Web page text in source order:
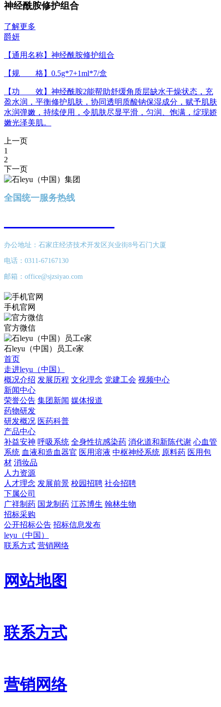
神经酰胺修护组合
了解更多
爵妍
【通用名称】神经酰胺修护组合
【规 格】0.5g*7+1ml*7/盒
【功 效】神经酰胺2能帮助舒缓角质层缺水干燥状态，充
盈水润，平衡修护肌肤，协同透明质酸钠保湿成分，赋予肌肤
水润弹嫩，持续使用，令肌肤尽显平滑，匀润、饱满，绽现娇
嫩光泽美肌。
上一页
1
2
下一页
全国统一服务热线
办公地址：石家庄经济技术开发区兴业街8号石门大厦
电话：0311-67167130
邮箱：office@sjzsiyao.com
手机官网
官方微信
石leyu（中国）员工e家
首页
走进leyu（中国）
概况介绍 发展历程 文化理念 党建工会 视频中心
新闻中心
荣誉公告 集团新闻 媒体报道
药物研发
研发概况 医药科普
产品中心
补益安神 呼吸系统 全身性抗感染药 消化道和新陈代谢 心血管
系统 血液和造血器官 医用溶液 中枢神经系统 原料药 医用包
材 消妆品
人力资源
人才理念 发展前景 校园招聘 社会招聘
下属公司
广祥制药 国龙制药 江苏博生 翰林生物
招标采购
公开招标公告 招标信息发布
leyu（中国）
联系方式 营销网络
网站地图
联系方式
营销网络